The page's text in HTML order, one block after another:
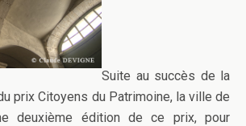
Suite au succès de la
prix Citoyens du Patrimoine, la ville de
deuxième édition de ce prix, pour